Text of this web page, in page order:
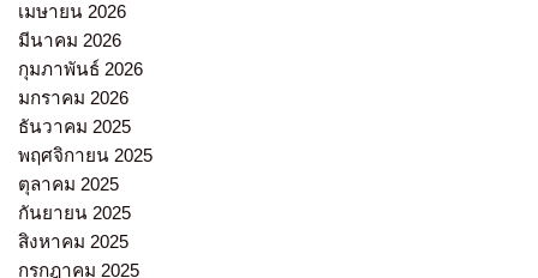
เมษายน 2026
มีนาคม 2026
กุมภาพันธ์ 2026
มกราคม 2026
ธันวาคม 2025
พฤศจิกายน 2025
ตุลาคม 2025
กันยายน 2025
สิงหาคม 2025
กรกฎาคม 2025